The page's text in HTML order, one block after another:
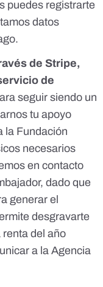
puedes registrarte
datos
de Stripe,
de
seguir siendo un
tu apoyo
la Fundación
necesarios
en contacto
dado que
generar el
desgravarte
del año
a la Agencia